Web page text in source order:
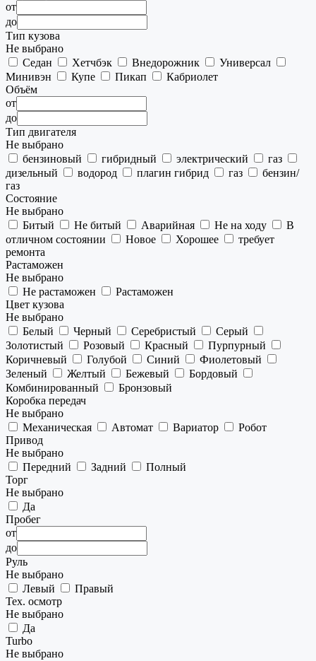
от
до
Тип кузова
Не выбрано
Седан
Хетчбэк Внедорожник
Универсал
Минивэн
Купе Пикап
Кабриолет
Объём
от
до
Тип двигателя
Не выбрано
бензиновый
гибридный электрический
газ
дизельный
водород плагин гибрид газ
бензин/
газ
Состояние
Не выбрано
Битый
Не битый Аварийная Не на ходу
В
отличном состоянии
Новое Хорошее
требует
ремонта
Растаможен
Не выбрано
Не растаможен
Растаможен
Цвет кузова
Не выбрано
Белый
Черный Серебристый
Серый
Золотистый
Розовый Красный
Пурпурный
Коричневый
Голубой Синий
Фиолетовый
Зеленый
Желтый Бежевый
Бордовый
Комбинированный
Бронзовый
Коробка передач
Не выбрано
Механическая
Автомат Вариатор
Робот
Привод
Не выбрано
Передний
Задний
Полный
Торг
Не выбрано
Да
Пробег
от
до
Руль
Не выбрано
Левый
Правый
Тех. осмотр
Не выбрано
Да
Turbo
Не выбрано